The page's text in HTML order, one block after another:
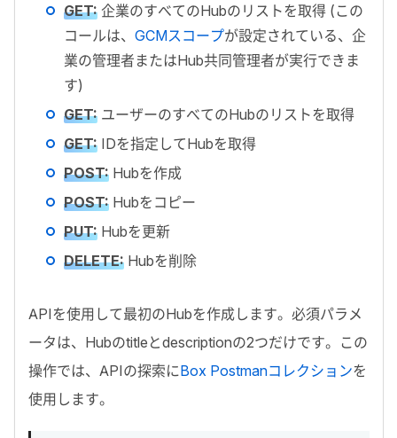
GET: 企業のすべてのHubのリストを取得 (この
コールは、 GCMスコープが設定されている、企
業の管理者またはHub共同管理者が実行できま
す)
GET: ユーザーのすべてのHubのリストを取得
GET: IDを指定してHubを取得
POST: Hubを作成
POST: Hubをコピー
PUT: Hubを更新
DELETE: Hubを削除
APIを使用して最初のHubを作成します。必須パラメ
ータは、 Hubのtitle とdescriptionの2つだけです。この
操作では、 APIの探索にBox Postmanコレクションを
使用します。